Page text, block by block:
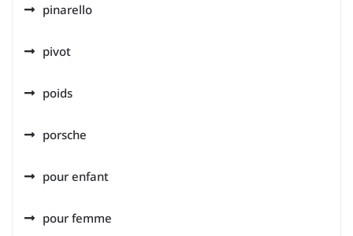
pinarello
pivot
poids
porsche
pour enfant
pour femme